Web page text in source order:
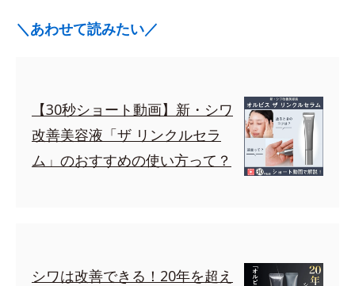
＼あわせて読みたい／
【30秒ショート動画】新・シワ
改善美容液「ザ リンクルセラ
ム」のおすすめの使い方って？
シワは改善できる！20年を超え